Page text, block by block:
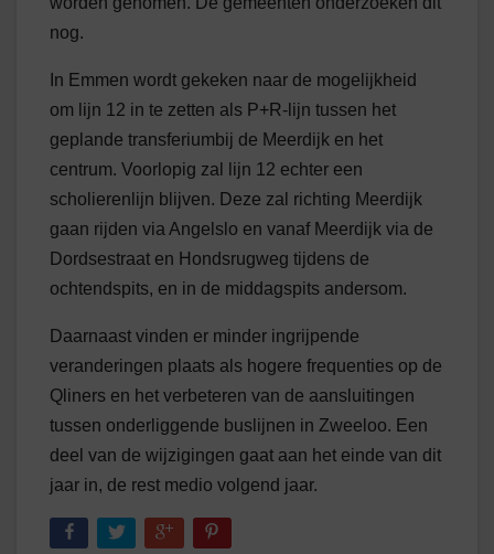
nog.
In Emmen wordt gekeken naar de mogelijkheid
om lijn 12 in te zetten als P+R-lijn tussen het
geplande transferiumbij de Meerdijk en het
centrum. Voorlopig zal lijn 12 echter een
scholierenlijn blijven. Deze zal richting Meerdijk
gaan rijden via Angelslo en vanaf Meerdijk via de
Dordsestraat en Hondsrugweg tijdens de
ochtendspits, en in de middagspits andersom.
Daarnaast vinden er minder ingrijpende
veranderingen plaats als hogere frequenties op de
Qliners en het verbeteren van de aansluitingen
tussen onderliggende buslijnen in Zweeloo. Een
deel van de wijzigingen gaat aan het einde van dit
jaar in, de rest medio volgend jaar.